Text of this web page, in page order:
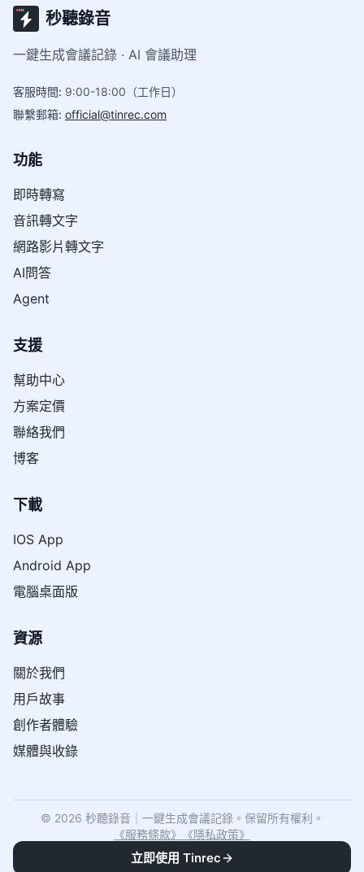
秒聽錄音
一鍵生成會議記錄 · AI 會議助理
客服時間: 9:00-18:00（工作日）
聯繫郵箱: official@tinrec.com
功能
即時轉寫
音訊轉文字
網路影片轉文字
AI問答
Agent
支援
幫助中心
方案定價
聯絡我們
博客
下載
IOS App
Android App
電腦桌面版
資源
關於我們
用戶故事
創作者體驗
媒體與收錄
© 2026 秒聽錄音｜一鍵生成會議記錄。保留所有權利。
《服務條款》 《隱私政策》
立即使用 Tinrec